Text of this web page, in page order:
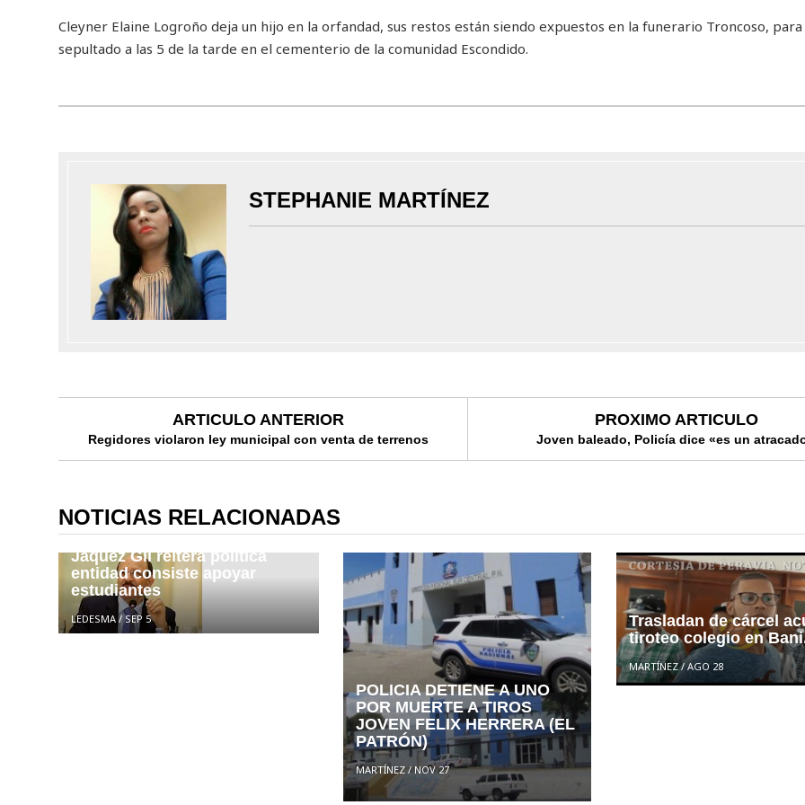
Cleyner Elaine Logroño deja un hijo en la orfandad, sus restos están siendo expuestos en la funerario Troncoso,
sepultado a las 5 de la tarde en el cementerio de la comunidad Escondido.
STEPHANIE MARTÍNEZ
ARTICULO ANTERIOR
Regidores violaron ley municipal con venta de terrenos
PROXIMO ARTICULO
Joven baleado, Policía dice «es un
NOTICIAS RELACIONADAS
El director INABIE René
Jáquez Gil reitera política
entidad consiste apoyar
estudiantes
LEDESMA / SEP 5
POLICIA DETIENE A UNO
POR MUERTE A TIROS
JOVEN FELIX HERRERA (EL
PATRÓN)
MARTÍNEZ/NOV 27
Trasladan de cárcel
tiroteo colegio en
MARTÍNEZ/AGO 28